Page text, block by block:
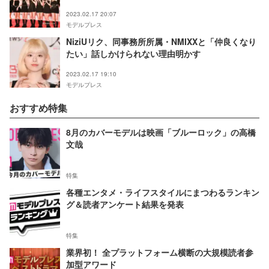
2023.02.17 20:07
モデルプレス
NiziUリク、同事務所所属・NMIXXと「仲良くなり
たい」話しかけられない理由明かす
2023.02.17 19:10
モデルプレス
おすすめ特集
8月のカバーモデルは映画「ブルーロック」の高橋
文哉
特集
各種エンタメ・ライフスタイルにまつわるランキン
グ＆読者アンケート結果を発表
特集
業界初！ 全プラットフォーム横断の大規模読者参
加型アワード